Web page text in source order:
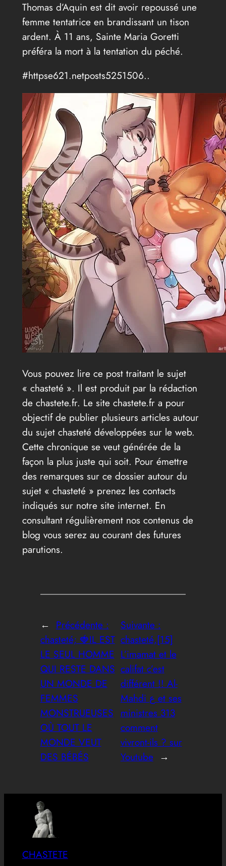
Thomas d’Aquin est dit avoir repoussé une
femme tentatrice en brandissant un tison
ardent. À 11 ans, Sainte Maria Goretti
préféra la mort à la tentation du péché.
#httpse621.netposts5251506..
Vous pouvez lire ce post traitant le sujet
« chasteté ». Il est produit par la rédaction
de chastete.fr. Le site chastete.fr a pour
objectif de publier plusieurs articles autour
du sujet chasteté développées sur le web.
Cette chronique se veut générée de la
façon la plus juste qui soit. Pour émettre
des remarques sur ce dossier autour du
sujet « chasteté » prenez les contacts
indiqués sur notre site internet. En
consultant régulièrement nos contenus de
blog vous serez au courant des futures
parutions.
← Précédente :
chasteté; 🍓IL EST
LE SEUL HOMME
QUI RESTE DANS
UN MONDE DE
FEMMES
MONSTRUEUSES
OÙ TOUT LE
MONDE VEUT
DES BÉBÉS
Suivante :
chasteté,[15]
L’imamat et le
califat c’est
différent !! Al-
Mahdi ع et ses
ministres 313
comment
vivront-ils ? sur
Youtube →
CHASTETE